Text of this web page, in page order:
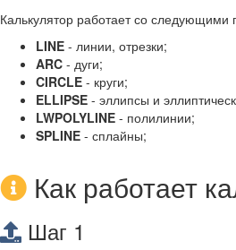
Калькулятор работает со следующими
LINE - линии, отрезки;
ARC - дуги;
CIRCLE - круги;
ELLIPSE - эллипсы и
LWPOLYLINE - полилинии;
SPLINE - сплайны;
Как работает
Шаг 1